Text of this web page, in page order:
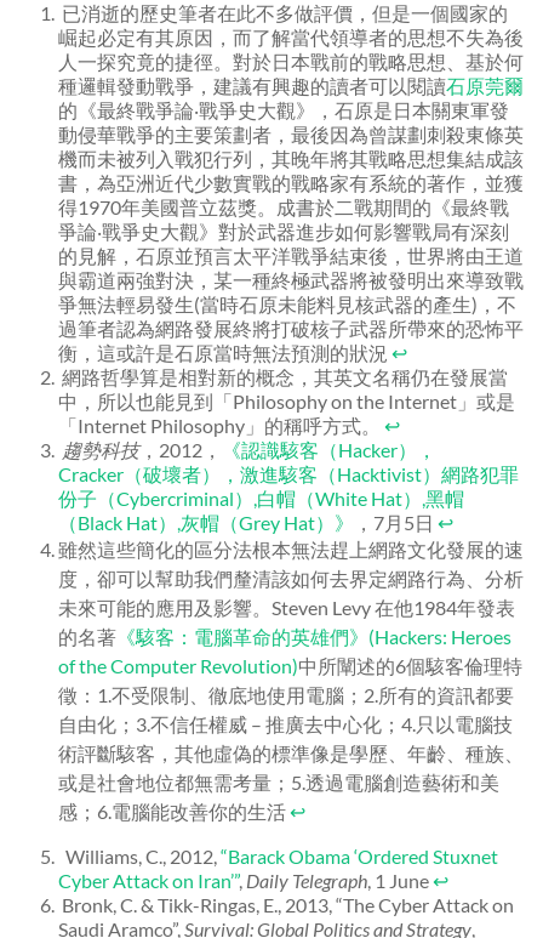
已消逝的歷史筆者在此不多做評價，但是一個國家的
崛起必定有其原因，而了解當代領導者的思想不失為後
人一探究竟的捷徑。對於日本戰前的戰略思想、基於何
種邏輯發動戰爭，建議有興趣的讀者可以閱讀石原莞爾
的《最終戰爭論‧戰爭史大觀》，石原是日本關東軍發
動侵華戰爭的主要策劃者，最後因為曾謀劃刺殺東條英
機而未被列入戰犯行列，其晚年將其戰略思想集結成該
書，為亞洲近代少數實戰的戰略家有系統的著作，並獲
得1970年美國普立茲獎。成書於二戰期間的《最終戰
爭論‧戰爭史大觀》對於武器進步如何影響戰局有深刻
的見解，石原並預言太平洋戰爭結束後，世界將由王道
與霸道兩強對決，某一種終極武器將被發明出來導致戰
爭無法輕易發生(當時石原未能料見核武器的產生)，不
過筆者認為網路發展終將打破核子武器所帶來的恐怖平
衡，這或許是石原當時無法預測的狀況↩
網路哲學算是相對新的概念，其英文名稱仍在發展當
中，所以也能見到「Philosophy on the Internet」或是
「Internet Philosophy」的稱呼方式。↩
趨勢科技，2012， 《認識駭客（Hacker），
Cracker（破壞者），激進駭客（Hacktivist）網路犯罪
份子（Cybercriminal）,白帽（White Hat）,黑帽
（Black Hat）,灰帽（Grey Hat）》
，7月5日↩
雖然這些簡化的區分法根本無法趕上網路文化發展的速
度，卻可以幫助我們釐清該如何去界定網路行為、分析
未來可能的應用及影響。Steven Levy 在他1984年發表
的名著 《駭客：電腦革命的英雄們》(Hackers: Heroes
of the Computer Revolution)中所闡述的6個駭客倫理特
徵：1.不受限制、徹底地使用電腦；2.所有的資訊都要
自由化；3.不信任權威 – 推廣去中心化；4.只以電腦技
術評斷駭客，其他虛偽的標準像是學歷、年齡、種族、
或是社會地位都無需考量；5.透過電腦創造藝術和美
感；6.電腦能改善你的生活↩
Williams, C., 2012,“Barack Obama ‘Ordered Stuxnet
Cyber Attack on Iran’”, Daily Telegraph, 1 June↩
Bronk, C. & Tikk-Ringas, E., 2013, “The Cyber Attack on
Saudi Aramco”,Survival: Global Politics and Strategy,